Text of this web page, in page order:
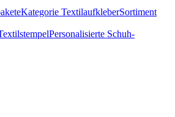
Kategorie TextilaufkleberSortiment
Personalisierte Schuh-